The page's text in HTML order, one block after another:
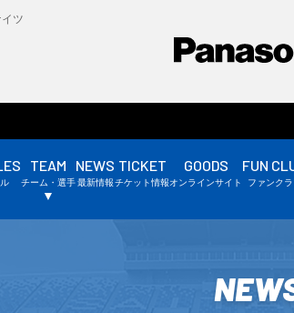
ツ
TEAM
チーム・選手
▼
NEWS
最新情報
TICKET
チケット情報
GOODS
オンラインサイト
FUN
ファンク
・選手情報
・スタッフ情報